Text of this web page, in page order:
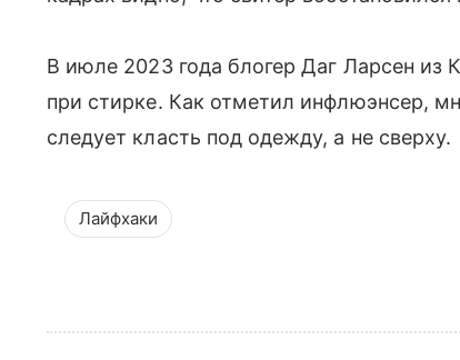
В июле 2023 года блогер Даг Ларсен из
при стирке. Как отметил инфлюэнсер,
следует класть под одежду, а не сверху.
Лайфхаки